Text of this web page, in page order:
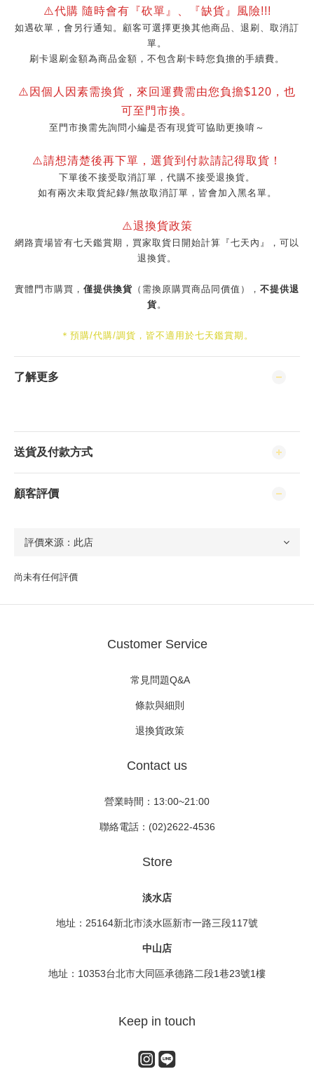
⚠️代購 隨時會有『砍單』、『缺貨』風險!!!
如遇砍單，會另行通知。顧客可選擇更換其他商品、退刷、取消訂
單。
刷卡退刷金額為商品金額，不包含刷卡時您負擔的手續費。
⚠️因個人因素需換貨，來回運費需由您負擔$120，也
可至門市換。
至門市換需先詢問小編是否有現貨可協助更換唷～
⚠️請想清楚後再下單，選貨到付款請記得取貨！
下單後不接受取消訂單，代購不接受退換貨。
如有兩次未取貨紀錄/無故取消訂單，皆會加入黑名單。
⚠️退換貨政策
網路賣場皆有七天鑑賞期，買家取貨日開始計算『七天內』，可以
退換貨。
實體門市購買， 僅提供換貨 （需換原購買商品同價值）， 不提供退
貨。
＊預購/代購/調貨，皆不適用於七天鑑賞期。
了解更多
送貨及付款方式
顧客評價
尚未有任何評價
Customer Service
常見問題Q&A
條款與細則
退換貨政策
Contact us
營業時間：13:00~21:00
聯絡電話：(02)2622-4536
Store
淡水店
地址：25164新北市淡水區新市一路三段117號
中山店
地址：10353台北市大同區承德路二段1巷23號1樓
Keep in touch